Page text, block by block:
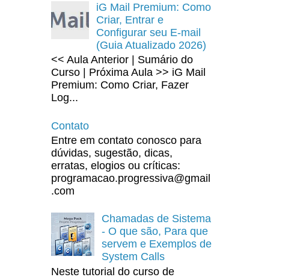
iG Mail Premium: Como
Criar, Entrar e
Configurar seu E-mail
(Guia Atualizado 2026)
<< Aula Anterior | Sumário do
Curso | Próxima Aula >> iG Mail
Premium: Como Criar, Fazer
Log...
Contato
Entre em contato conosco para
dúvidas, sugestão, dicas,
erratas, elogios ou críticas:
programacao.progressiva@gmail
.com
Chamadas de Sistema
- O que são, Para que
servem e Exemplos de
System Calls
Neste tutorial do curso de